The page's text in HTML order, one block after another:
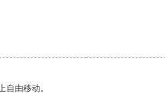
由移动。